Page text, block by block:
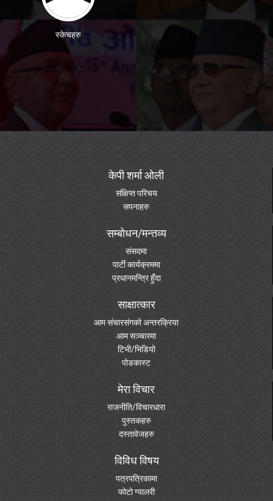
स्केचहरु
केपी शर्मा ओली
संक्षिप्त परिचय
सपनाहरु
सम्बोधन/मन्तव्य
संसदमा
पार्टी कार्यक्रममा
प्रधानमन्त्रि हुँदा
साक्षात्कार
आम संचारसंगको अन्तरक्रिया
आम सञ्चारमा
टिभी/भिडियो
पोडकास्ट
मेरा विचार
राजनीति/विचारधारा
पुस्तकहरु
दस्तावेजहरु
विविध विषय
पत्रपत्रिकामा
फोटो ग्यालरी